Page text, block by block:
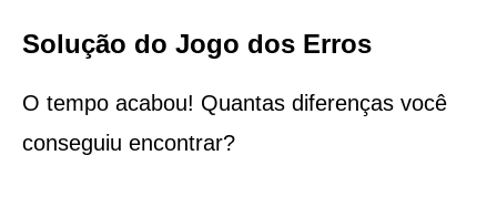
Solução do Jogo dos Erros
O tempo acabou! Quantas diferenças você
conseguiu encontrar?